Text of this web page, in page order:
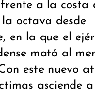
a la costa
octava desde
en la que el
mató al
este nuevo
asciende a